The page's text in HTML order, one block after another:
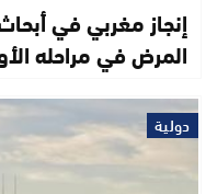
إنجاز مغربي في
المرض في مراحله
دولية